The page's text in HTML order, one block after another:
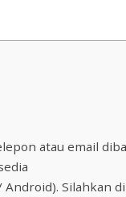
atau email
Silahkan